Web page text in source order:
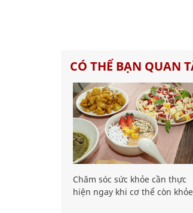
CÓ THỂ BẠN QUAN
Chăm sóc sức khỏe cần thực
hiện ngay khi cơ thể còn khỏe